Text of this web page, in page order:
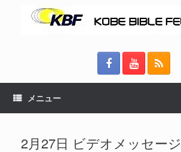
メニュー
2月27日 ビデオメッセージ